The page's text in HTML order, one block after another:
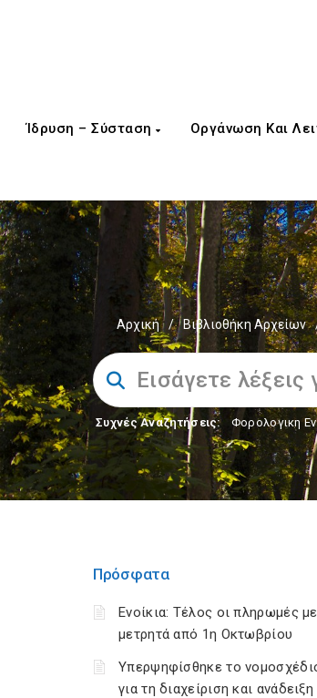
Ίδρυση – Σύσταση Οργάνωση Και
Αρχική / Βιβλιοθήκη Αρχείων
Συχνές Αναζητήσεις: Φορολογικη
Πρόσφατα
Ενοίκια: Τέλος οι πληρωμές με
μετρητά από 1η Οκτωβρίου
Υπερψηφίσθηκε το
για τη διαχείριση και ανάδειξη